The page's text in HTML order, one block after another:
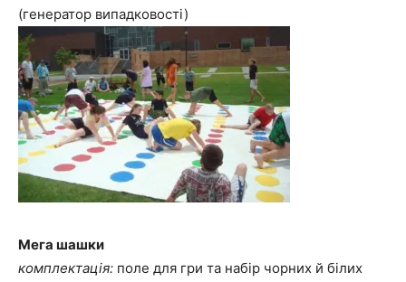
(генератор випадковості)
Мега шашки
комплектація: поле для гри та набір чорних й білих